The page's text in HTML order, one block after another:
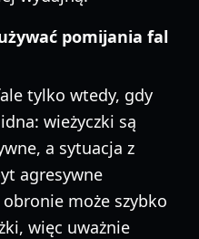
pomijania fal
tylko wtedy, gdy
wieżyczki są
a sytuacja z
agresywne
może szybko
więc uważnie